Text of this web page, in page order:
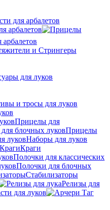
для арбалетов
арбалетов
и Стрингеры
и тросы для луков
Прицелы для
Прицелы
Наборы для луков
Краги
Полочки для классических
Полочки для блочных
Стабилизаторы
Релизы для
для луков